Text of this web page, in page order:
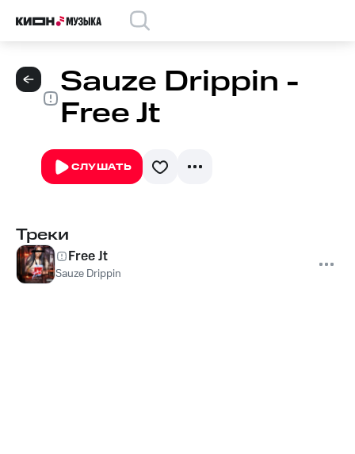
Sauze Drippin -
Free Jt
СЛУШАТЬ
Треки
Free Jt
Sauze Drippin